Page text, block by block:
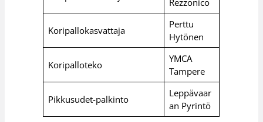
Rezzonico
Koripallokasvattaja
Perttu
Hytönen
Koripalloteko
YMCA
Tampere
Pikkusudet-palkinto
Leppävaar
an Pyrintö